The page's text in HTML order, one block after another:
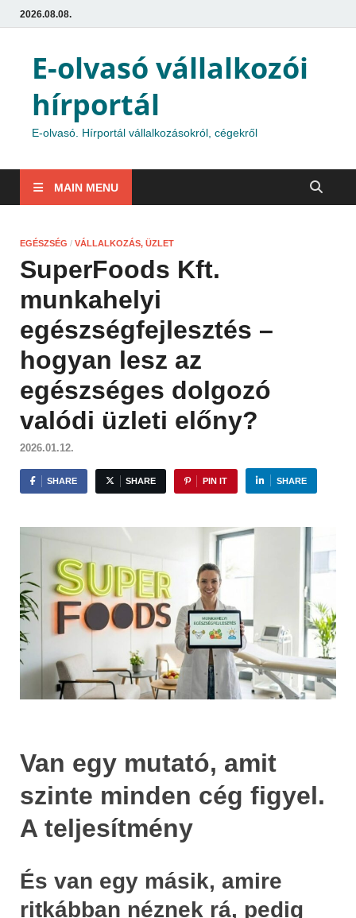
2026.08.08.
E-olvasó vállalkozói
hírportál
E-olvasó. Hírportál vállalkozásokról, cégekről
MAIN MENU
EGÉSZSÉG / VÁLLALKOZÁS, ÜZLET
SuperFoods Kft.
munkahelyi
egészségfejlesztés –
hogyan lesz az
egészséges dolgozó
valódi üzleti előny?
2026.01.12.
SHARE SHARE PIN IT SHARE
Van egy mutató, amit
szinte minden cég figyel.
A teljesítmény
És van egy másik, amire
ritkábban néznek rá, pedig